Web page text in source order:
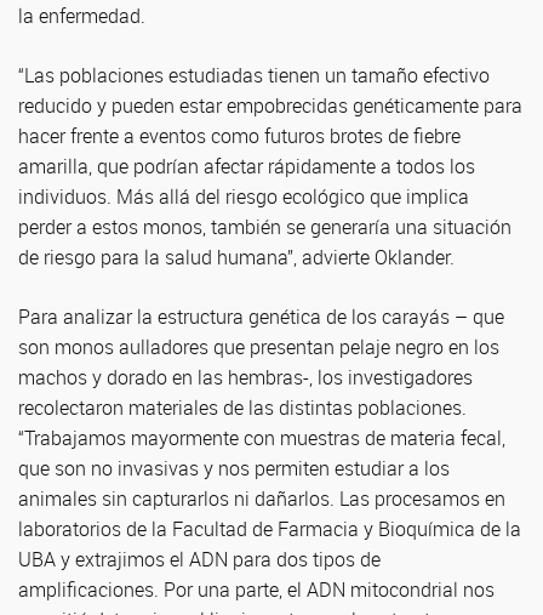
la enfermedad.
“Las poblaciones estudiadas tienen un tamaño efectivo
reducido y pueden estar empobrecidas genéticamente para
hacer frente a eventos como futuros brotes de fiebre
amarilla, que podrían afectar rápidamente a todos los
individuos. Más allá del riesgo ecológico que implica
perder a estos monos, también se generaría una situación
de riesgo para la salud humana”, advierte Oklander.
Para analizar la estructura genética de los carayás – que
son monos aulladores que presentan pelaje negro en los
machos y dorado en las hembras-, los investigadores
recolectaron materiales de las distintas poblaciones.
“Trabajamos mayormente con muestras de materia fecal,
que son no invasivas y nos permiten estudiar a los
animales sin capturarlos ni dañarlos. Las procesamos en
laboratorios de la Facultad de Farmacia y Bioquímica de la
UBA y extrajimos el ADN para dos tipos de
amplificaciones. Por una parte, el ADN mitocondrial nos